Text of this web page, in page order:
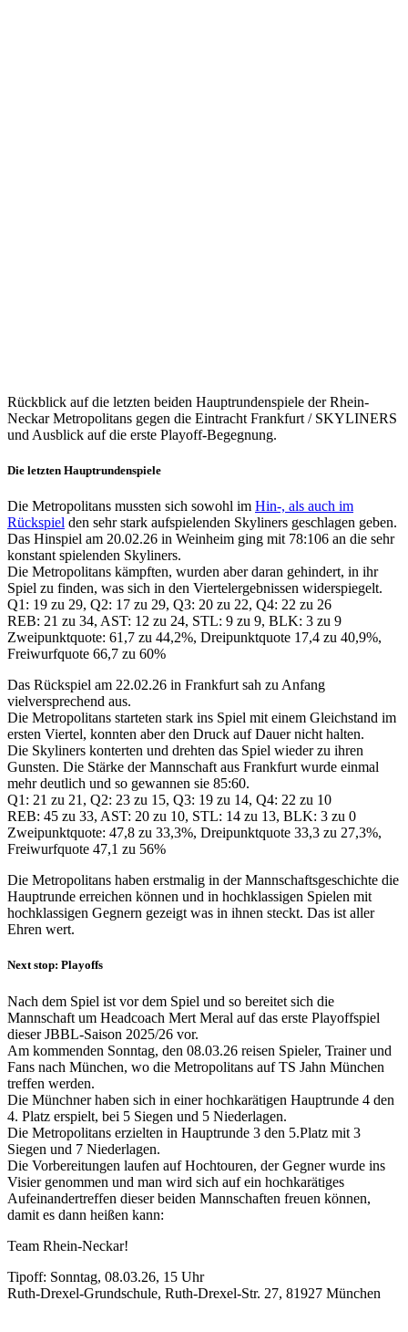
Rückblick auf die letzten beiden Hauptrundenspiele der Rhein-
Neckar Metropolitans gegen die Eintracht Frankfurt / SKYLINERS
und Ausblick auf die erste Playoff-Begegnung.
Die letzten Hauptrundenspiele
Die Metropolitans mussten sich sowohl im Hin-, als auch im
Rückspiel den sehr stark aufspielenden Skyliners geschlagen geben.
Das Hinspiel am 20.02.26 in Weinheim ging mit 78:106 an die sehr
konstant spielenden Skyliners.
Die Metropolitans kämpften, wurden aber daran gehindert, in ihr
Spiel zu finden, was sich in den Viertelergebnissen widerspiegelt.
Q1: 19 zu 29, Q2: 17 zu 29, Q3: 20 zu 22, Q4: 22 zu 26
REB: 21 zu 34, AST: 12 zu 24, STL: 9 zu 9, BLK: 3 zu 9
Zweipunktquote: 61,7 zu 44,2%, Dreipunktquote 17,4 zu 40,9%,
Freiwurfquote 66,7 zu 60%
Das Rückspiel am 22.02.26 in Frankfurt sah zu Anfang
vielversprechend aus.
Die Metropolitans starteten stark ins Spiel mit einem Gleichstand im
ersten Viertel, konnten aber den Druck auf Dauer nicht halten.
Die Skyliners konterten und drehten das Spiel wieder zu ihren
Gunsten. Die Stärke der Mannschaft aus Frankfurt wurde einmal
mehr deutlich und so gewannen sie 85:60.
Q1: 21 zu 21, Q2: 23 zu 15, Q3: 19 zu 14, Q4: 22 zu 10
REB: 45 zu 33, AST: 20 zu 10, STL: 14 zu 13, BLK: 3 zu 0
Zweipunktquote: 47,8 zu 33,3%, Dreipunktquote 33,3 zu 27,3%,
Freiwurfquote 47,1 zu 56%
Die Metropolitans haben erstmalig in der Mannschaftsgeschichte die
Hauptrunde erreichen können und in hochklassigen Spielen mit
hochklassigen Gegnern gezeigt was in ihnen steckt. Das ist aller
Ehren wert.
Next stop: Playoffs
Nach dem Spiel ist vor dem Spiel und so bereitet sich die
Mannschaft um Headcoach Mert Meral auf das erste Playoffspiel
dieser JBBL-Saison 2025/26 vor.
Am kommenden Sonntag, den 08.03.26 reisen Spieler, Trainer und
Fans nach München, wo die Metropolitans auf TS Jahn München
treffen werden.
Die Münchner haben sich in einer hochkarätigen Hauptrunde 4 den
4. Platz erspielt, bei 5 Siegen und 5 Niederlagen.
Die Metropolitans erzielten in Hauptrunde 3 den 5.Platz mit 3
Siegen und 7 Niederlagen.
Die Vorbereitungen laufen auf Hochtouren, der Gegner wurde ins
Visier genommen und man wird sich auf ein hochkarätiges
Aufeinandertreffen dieser beiden Mannschaften freuen können,
damit es dann heißen kann:
Team Rhein-Neckar!
Tipoff: Sonntag, 08.03.26, 15 Uhr
Ruth-Drexel-Grundschule, Ruth-Drexel-Str. 27, 81927 München